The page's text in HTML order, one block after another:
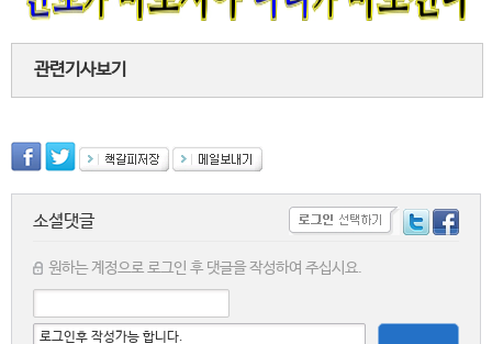
관련기사보기
소셜댓글
원하는 계정으로 로그인 후 댓글을 작성하여 주십시요.